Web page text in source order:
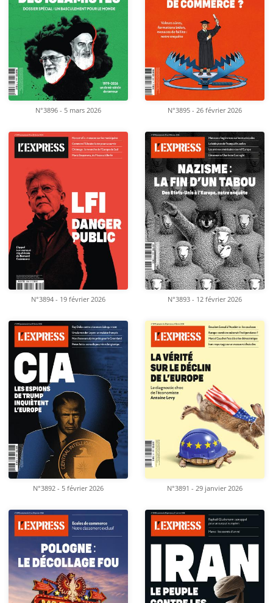
N°3896 - 5 mars 2026 N°3895 - 26 février 2026
N°3894 - 19 février 2026 N°3893 - 12 février 2026
N°3892 - 5 février 2026 N°3891 - 29 janvier 2026